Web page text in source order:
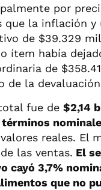
por
que la inflación y
de $39.329
ítem había
de
de la
fue de $2,14
términos
reales. El
las ventas. El
cayó 3,7%
que no